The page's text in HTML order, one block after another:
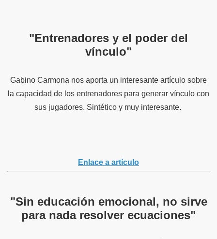
"Entrenadores y el poder del
vínculo"
Gabino Carmona nos aporta un interesante artículo sobre
la capacidad de los entrenadores para generar vínculo con
sus jugadores. Sintético y muy interesante.
Enlace a artículo
"Sin educación emocional, no sirve
para nada resolver ecuaciones"